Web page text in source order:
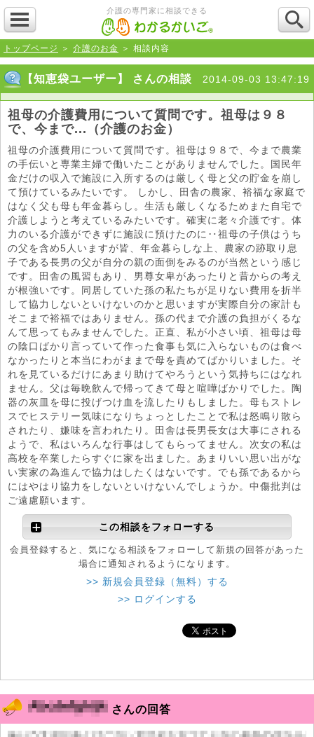
介護の専門家に相談できる
トップページ ＞ 介護のお金 ＞ 相談内容
【知恵袋ユーザー】 さんの相談 2014-09-03 13:47:19
祖母の介護費用について質問です。祖母は９８
で、今まで...（介護のお金）
祖母の介護費用について質問です。祖母は９８で、今まで農業
の手伝いと専業主婦で働いたことがありませんでした。国民年
金だけの収入で施設に入所するのは厳しく母と父の貯金を崩し
て預けているみたいです。 しかし、田舎の農家、裕福な家庭で
はなく父も母も年金暮らし。生活も厳しくなるためまた自宅で
介護しようと考えているみたいです。確実に老々介護です。体
力のいる介護ができずに施設に預けたのに‥祖母の子供はうち
の父を含め5人いますが皆、年金暮らしな上、農家の跡取り息
子である長男の父が自分の親の面倒をみるのが当然という感じ
です。田舎の風習もあり、男尊女卑があったりと昔からの考え
が根強いです。同居していた孫の私たちが足りない費用を折半
して協力しないといけないのかと思いますが実際自分の家計も
そこまで裕福ではありません。孫の代まで介護の負担がくるな
んて思ってもみませんでした。正直、私が小さい頃、祖母は母
の陰口ばかり言っていて作った食事も気に入らないものは食べ
なかったりと本当にわがままで母を責めてばかりいました。そ
れを見ているだけにあまり助けてやろうという気持ちにはなれ
ません。父は毎晩飲んで帰ってきて母と喧嘩ばかりでした。陶
器の灰皿を母に投げつけ血を流したりもしました。母もストレ
スでヒステリー気味になりちょっとしたことで私は怒鳴り散ら
されたり、嫌味を言われたり。田舎は長男長女は大事にされる
ようで、私はいろんな行事はしてもらってません。次女の私は
高校を卒業したらすぐに家を出ました。あまりいい思い出がな
い実家の為進んで協力はしたくはないです。でも孫であるから
にはやはり協力をしないといけないんでしょうか。中傷批判は
ご遠慮願います。
この相談をフォローする
会員登録すると、気になる相談をフォローして新規の回答があった
場合に通知されるようになります。
>> 新規会員登録（無料）する
>> ログインする
さんの回答